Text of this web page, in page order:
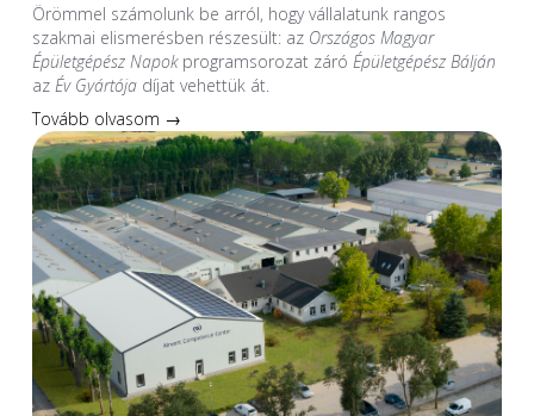
Örömmel számolunk be arról, hogy vállalatunk rangos
szakmai elismerésben részesült: az Országos Magyar
Épületgépész Napokprogramsorozat záró Épületgépész Bálján
az Év Gyártójadíjat vehettük át.
Tovább olvasom →